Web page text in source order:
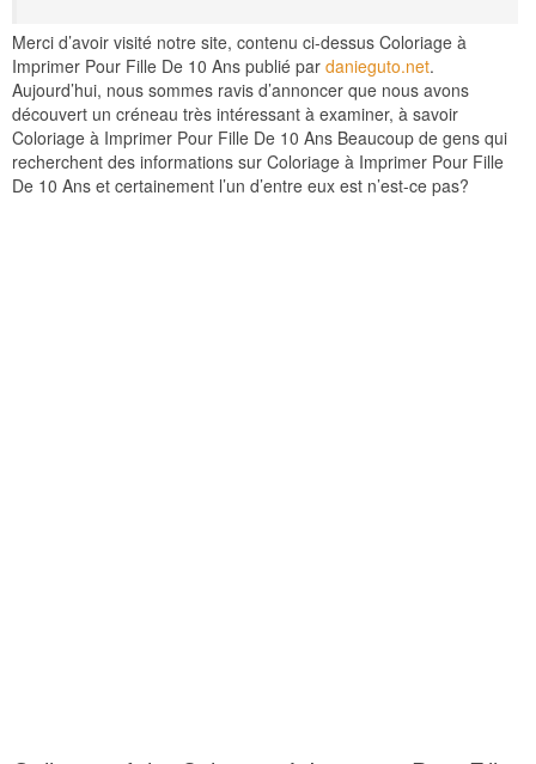
Merci d’avoir visité notre site, contenu ci-dessus Coloriage à
Imprimer Pour Fille De 10 Ans publié par danieguto.net.
Aujourd’hui, nous sommes ravis d’annoncer que nous avons
découvert un créneau très intéressant à examiner, à savoir
Coloriage à Imprimer Pour Fille De 10 Ans Beaucoup de gens qui
recherchent des informations sur Coloriage à Imprimer Pour Fille
De 10 Ans et certainement l’un d’entre eux est n’est-ce pas?